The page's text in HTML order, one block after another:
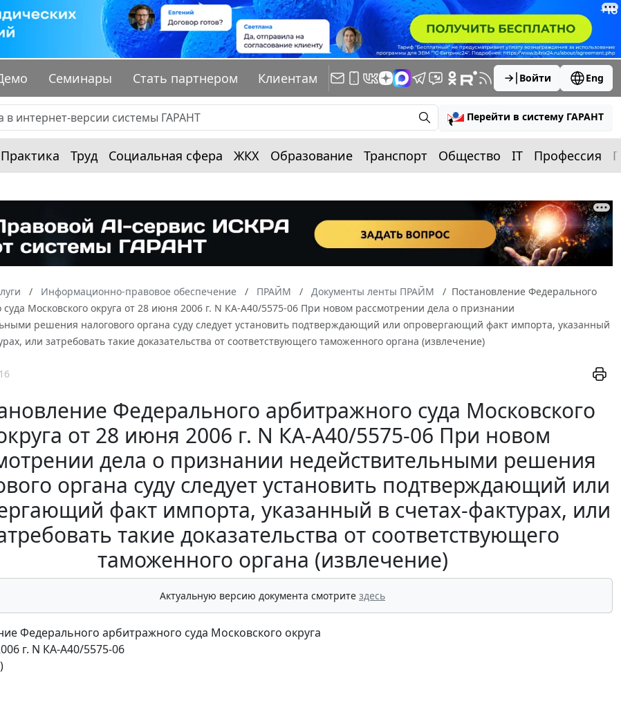
Семинары Стать партнером Клиентам Войти Eng
Перейти в систему ГАРАНТ
Практика Труд Социальная сфера ЖКХ Образование Транспорт Общество IT Профессия
Информационно-правовое обеспечение ПРАЙМ Документы ленты ПРАЙМ
Постановление Федерального
Московского округа от 28 июня 2006 г. N КА-А40/5575-06 При новом рассмотрении дела о признании
решения налогового органа суду следует установить подтверждающий или опровергающий факт импорта, указанный
или затребовать такие доказательства от соответствующего таможенного органа (извлечение)
Федерального арбитражного суда Московского
от 28 июня 2006 г. N КА-А40/5575-06 При новом
дела о признании недействительными решения
органа суду следует установить подтверждающий или
факт импорта, указанный в счетах-фактурах, или
такие доказательства от соответствующего
таможенного органа (извлечение)
Актуальную версию документа смотрите здесь
Федерального арбитражного суда Московского округа
г. N КА-А40/5575-06